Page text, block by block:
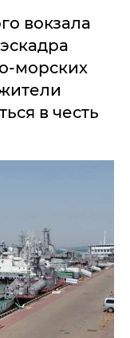
вокзала
морских
в честь